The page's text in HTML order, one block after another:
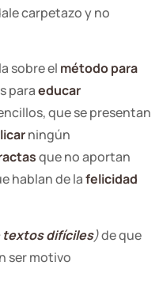
carpetazo y no
sobre el método para
paraeducar
que se presentan
ningún
que no aportan
hablan de lafelicidad
textos difíciles)de que
ser motivo